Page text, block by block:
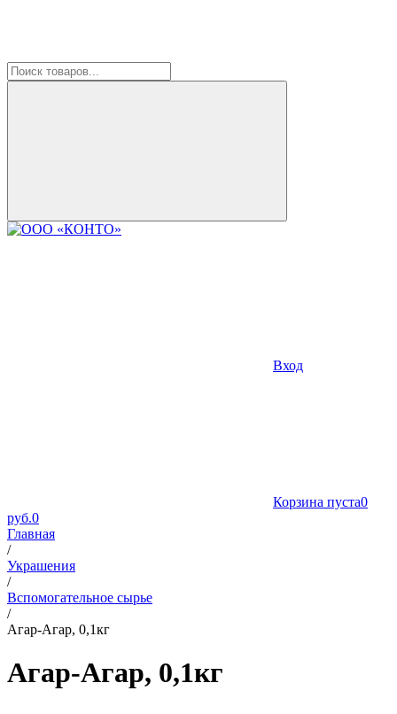
Вход
Корзина пуста0
руб.0
Главная
/
Украшения
/
Вспомогательное сырье
/
Агар-Агар, 0,1кг
Агар-Агар, 0,1кг